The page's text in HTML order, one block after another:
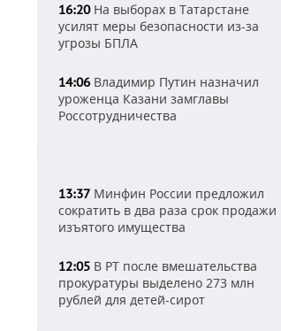
16:20На выборах в Татарстане
усилят меры безопасности из-за
угрозы БПЛА
14:06 Владимир Путин назначил
уроженца Казани замглавы
Россотрудничества
13:37 Минфин России предложил
сократить в два раза срок продажи
изъятого имущества
12:05 В РТ после вмешательства
прокуратуры выделено 273 млн
рублей для детей-сирот